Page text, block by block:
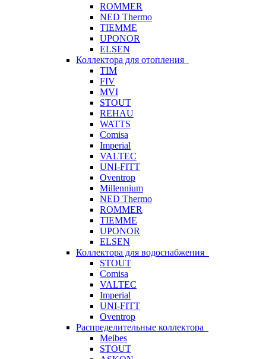
ROMMER
NED Thermo
TIEMME
UPONOR
ELSEN
Коллектора для отопления
TIM
FIV
MVI
STOUT
REHAU
WATTS
Comisa
Imperial
VALTEC
UNI-FITT
Oventrop
Millennium
NED Thermo
ROMMER
TIEMME
UPONOR
ELSEN
Коллектора для водоснабжения
STOUT
Comisa
VALTEC
Imperial
UNI-FITT
Oventrop
Распределительные коллектора
Meibes
STOUT